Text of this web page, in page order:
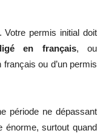
Votre permis initial doit
en français, ou
ou d’un permis
période ne dépassant
énorme, surtout quand